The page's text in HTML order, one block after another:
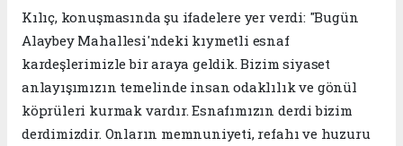
Kılıç, konuşmasında şu ifadelere yer verdi: "Bugün
Alaybey Mahallesi'ndeki kıymetli esnaf
kardeşlerimizle bir araya geldik. Bizim siyaset
anlayışımızın temelinde insan odaklılık ve gönül
köprüleri kurmak vardır. Esnafımızın derdi bizim
derdimizdir. Onların memnuniyeti, refahı ve huzuru